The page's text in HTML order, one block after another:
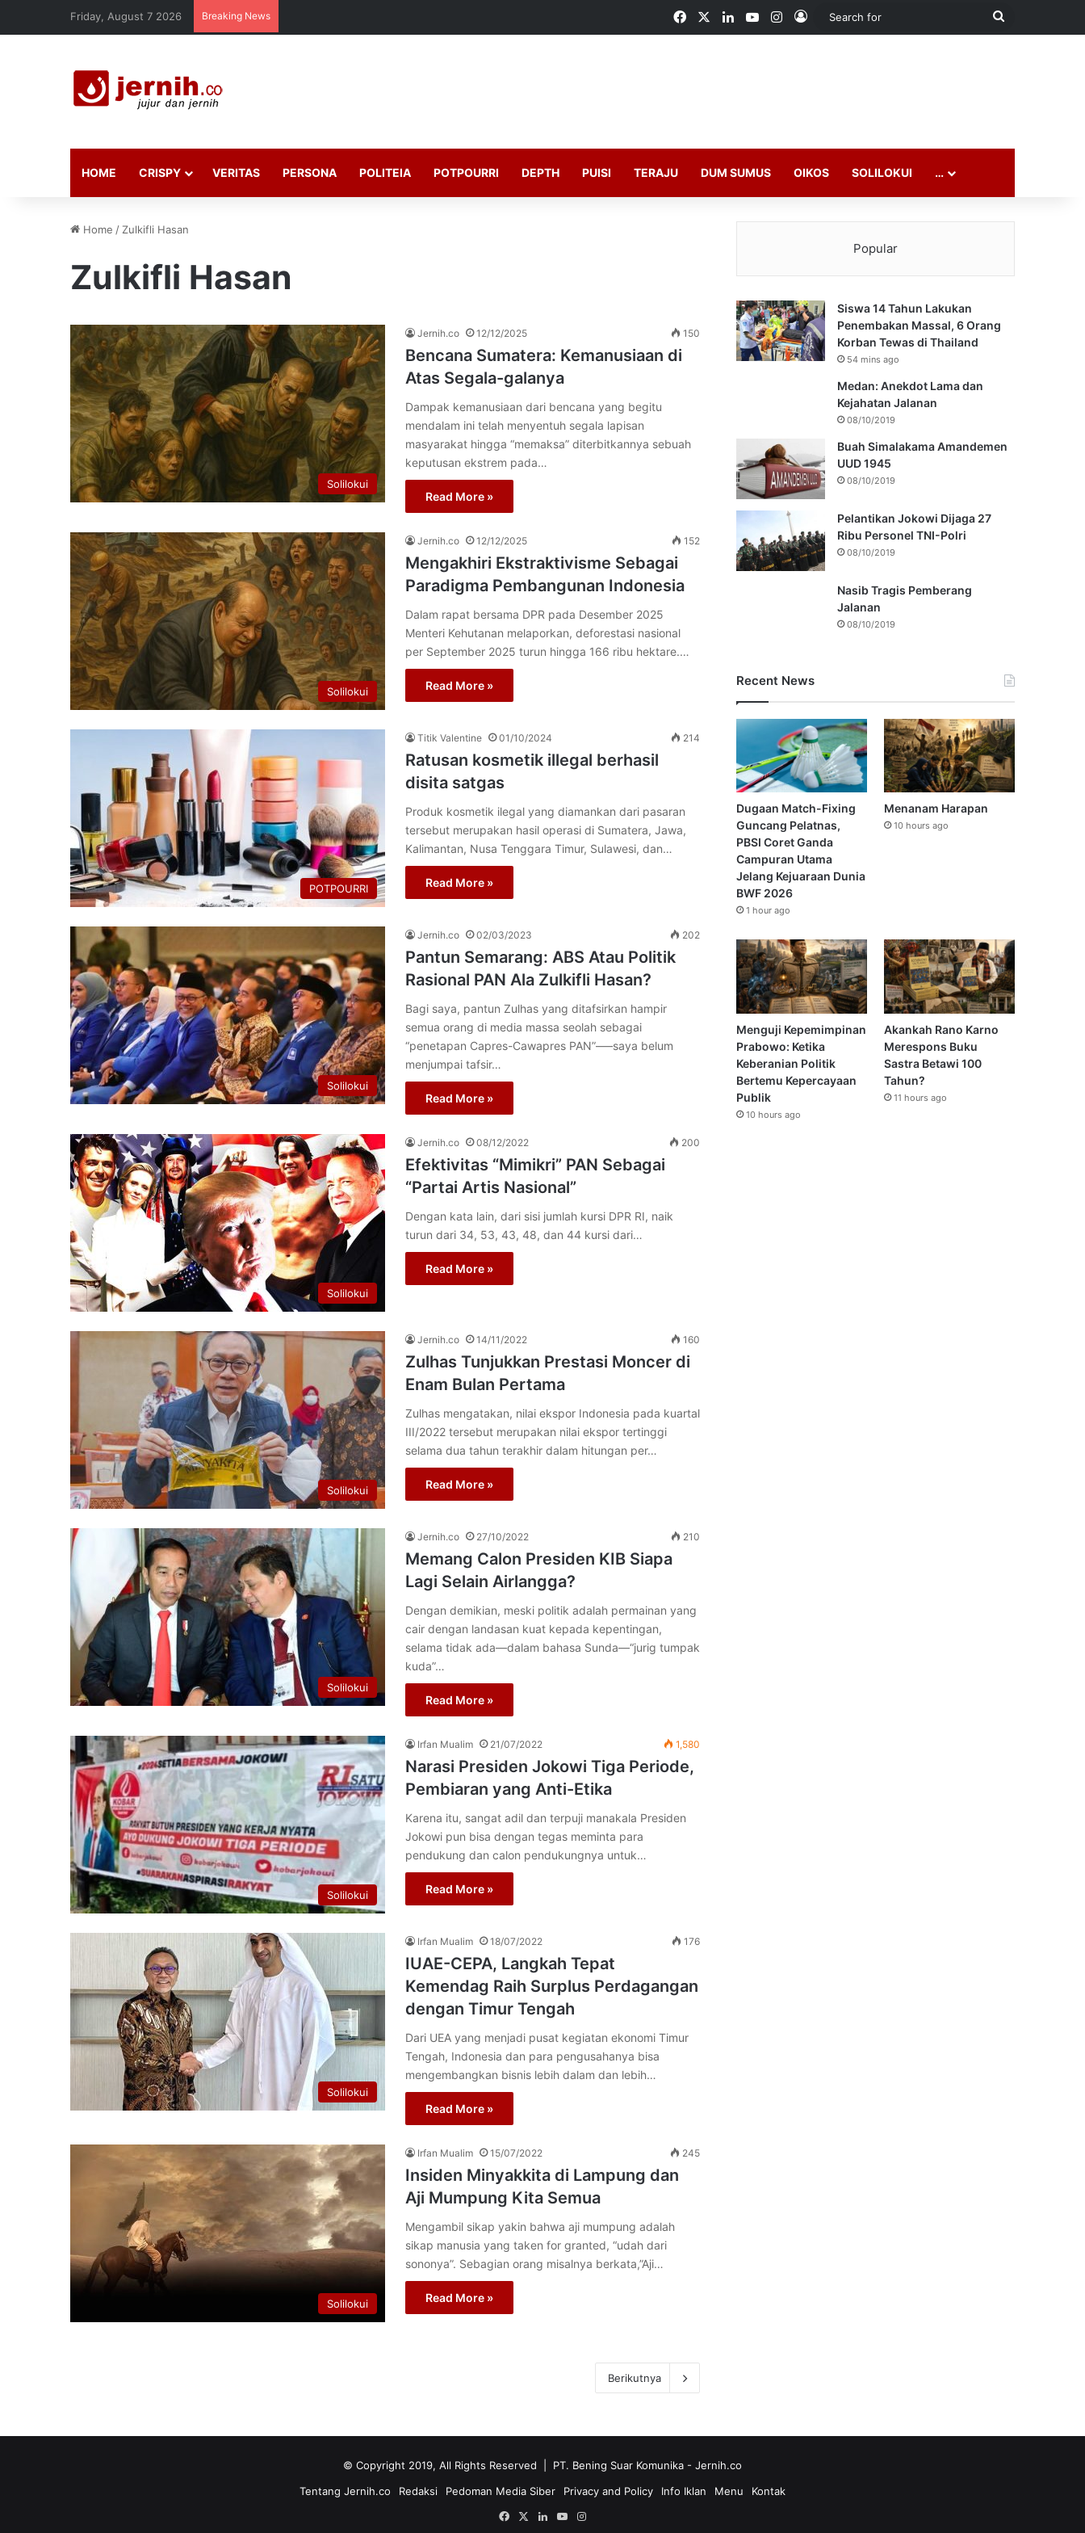
Friday, August 7 2026 Breaking News FacebookLinkedInYouTubeInstagram
Log In
Search
HOME CRISPY VERITAS PERSONA POLITEIA POTPOURRI DEPTH PUISI TERAJU DUM SUMUS OIKOS SOLILOKUI …
Home / Zulkifli Hasan
Zulkifli Hasan
Solilokui
Jernih.co 12/12/2025 150
Bencana Sumatera: Kemanusiaan di
Atas Segala-galanya
Dampak kemanusiaan dari bencana yang begitu
mendalam ini telah menyentuh segala lapisan
masyarakat hingga “memaksa” diterbitkannya sebuah
keputusan ekstrem pada…
Read More »
Solilokui
Jernih.co 12/12/2025 152
Mengakhiri Ekstraktivisme Sebagai
Paradigma Pembangunan Indonesia
Dalam rapat bersama DPR pada Desember 2025
Menteri Kehutanan melaporkan, deforestasi nasional
per September 2025 turun hingga 166 ribu hektare.…
Read More »
POTPOURRI
Titik Valentine 01/10/2024 214
Ratusan kosmetik illegal berhasil
disita satgas
Produk kosmetik ilegal yang diamankan dari pasaran
tersebut merupakan hasil operasi di Sumatera, Jawa,
Kalimantan, Nusa Tenggara Timur, Sulawesi, dan…
Read More »
Solilokui
Jernih.co 02/03/2023 202
Pantun Semarang: ABS Atau Politik
Rasional PAN Ala Zulkifli Hasan?
Bagi saya, pantun Zulhas yang ditafsirkan hampir
semua orang di media massa seolah sebagai
“penetapan Capres-Cawapres PAN”–—saya belum
menjumpai tafsir…
Read More »
Solilokui
Jernih.co 08/12/2022 200
Efektivitas “Mimikri” PAN Sebagai
“Partai Artis Nasional”
Dengan kata lain, dari sisi jumlah kursi DPR RI, naik
turun dari 34, 53, 43, 48, dan 44 kursi dari…
Read More »
Solilokui
Jernih.co 14/11/2022 160
Zulhas Tunjukkan Prestasi Moncer di
Enam Bulan Pertama
Zulhas mengatakan, nilai ekspor Indonesia pada kuartal
III/2022 tersebut merupakan nilai ekspor tertinggi
selama dua tahun terakhir dalam hitungan per…
Read More »
Solilokui
Jernih.co 27/10/2022 210
Memang Calon Presiden KIB Siapa
Lagi Selain Airlangga?
Dengan demikian, meski politik adalah permainan yang
cair dengan landasan kuat kepada kepentingan,
selama tidak ada—dalam bahasa Sunda—“jurig tumpak
kuda”…
Read More »
Solilokui
Irfan Mualim 21/07/2022 1,580
Narasi Presiden Jokowi Tiga Periode,
Pembiaran yang Anti-Etika
Karena itu, sangat adil dan terpuji manakala Presiden
Jokowi pun bisa dengan tegas meminta para
pendukung dan calon pendukungnya untuk…
Read More »
Solilokui
Irfan Mualim 18/07/2022 176
IUAE-CEPA, Langkah Tepat
Kemendag Raih Surplus Perdagangan
dengan Timur Tengah
Dari UEA yang menjadi pusat kegiatan ekonomi Timur
Tengah, Indonesia dan para pengusahanya bisa
mengembangkan bisnis lebih dalam dan lebih…
Read More »
Solilokui
Irfan Mualim 15/07/2022 245
Insiden Minyakkita di Lampung dan
Aji Mumpung Kita Semua
Mengambil sikap yakin bahwa aji mumpung adalah
sikap manusia yang taken for granted, “udah dari
sononya”. Sebagian orang misalnya berkata,”Aji…
Read More »
Berikutnya
Popular
Siswa 14 Tahun Lakukan
Penembakan Massal, 6 Orang
Korban Tewas di Thailand
54 mins ago
Medan: Anekdot Lama dan
Kejahatan Jalanan
08/10/2019
Buah Simalakama Amandemen
UUD 1945
08/10/2019
Pelantikan Jokowi Dijaga 27
Ribu Personel TNI-Polri
08/10/2019
Nasib Tragis Pemberang
Jalanan
08/10/2019
Recent News
Dugaan Match-Fixing
Guncang Pelatnas,
PBSI Coret Ganda
Campuran Utama
Jelang Kejuaraan Dunia
BWF 2026
1 hour ago
Menanam Harapan
10 hours ago
Menguji Kepemimpinan
Prabowo: Ketika
Keberanian Politik
Bertemu Kepercayaan
Publik
10 hours ago
Akankah Rano Karno
Merespons Buku
Sastra Betawi 100
Tahun?
11 hours ago
© Copyright 2019, All Rights Reserved | PT. Bening Suar Komunika - Jernih.co
Tentang Jernih.co
Redaksi Pedoman Media Siber Privacy and Policy Info Iklan Menu
Kontak
Facebook
X LinkedInYouTubeInstagram